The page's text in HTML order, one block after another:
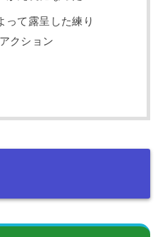
って露呈した練り
クション